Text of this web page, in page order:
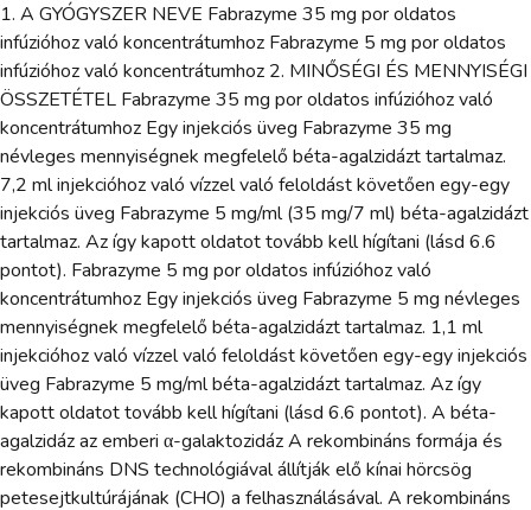
1. A GYÓGYSZER NEVE Fabrazyme 35 mg por oldatos
infúzióhoz való koncentrátumhoz Fabrazyme 5 mg por oldatos
infúzióhoz való koncentrátumhoz 2. MINŐSÉGI ÉS MENNYISÉGI
ÖSSZETÉTEL Fabrazyme 35 mg por oldatos infúzióhoz való
koncentrátumhoz Egy injekciós üveg Fabrazyme 35 mg
névleges mennyiségnek megfelelő béta-agalzidázt tartalmaz.
7,2 ml injekcióhoz való vízzel való feloldást követően egy-egy
injekciós üveg Fabrazyme 5 mg/ml (35 mg/7 ml) béta-agalzidázt
tartalmaz. Az így kapott oldatot tovább kell hígítani (lásd 6.6
pontot). Fabrazyme 5 mg por oldatos infúzióhoz való
koncentrátumhoz Egy injekciós üveg Fabrazyme 5 mg névleges
mennyiségnek megfelelő béta-agalzidázt tartalmaz. 1,1 ml
injekcióhoz való vízzel való feloldást követően egy-egy injekciós
üveg Fabrazyme 5 mg/ml béta-agalzidázt tartalmaz. Az így
kapott oldatot tovább kell hígítani (lásd 6.6 pontot). A béta-
agalzidáz az emberi α-galaktozidáz A rekombináns formája és
rekombináns DNS technológiával állítják elő kínai hörcsög
petesejtkultúrájának (CHO) a felhasználásával. A rekombináns